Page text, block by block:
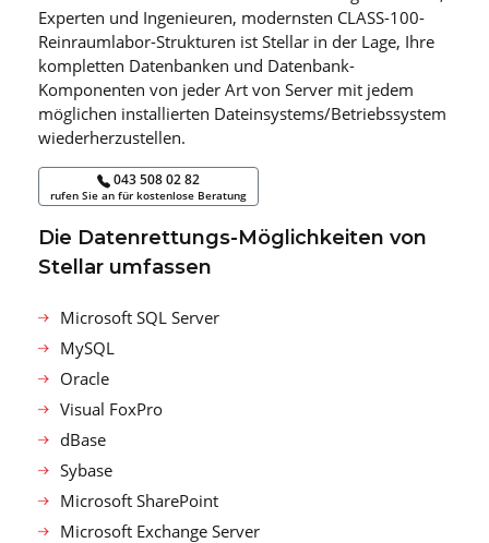
Experten und Ingenieuren, modernsten CLASS-100-
Reinraumlabor-Strukturen ist Stellar in der Lage, Ihre
kompletten Datenbanken und Datenbank-
Komponenten von jeder Art von Server mit jedem
möglichen installierten Dateinsystems/Betriebssystem
wiederherzustellen.
043 508 02 82
rufen Sie an für kostenlose Beratung
Die Datenrettungs-Möglichkeiten von
Stellar umfassen
Microsoft SQL Server
MySQL
Oracle
Visual FoxPro
dBase
Sybase
Microsoft SharePoint
Microsoft Exchange Server